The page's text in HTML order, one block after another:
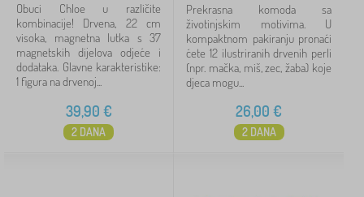
Obuci Chloe u različite
kombinacije! Drvena, 22 cm
visoka, magnetna lutka s 37
magnetskih dijelova odjeće i
dodataka. Glavne karakteristike:
1 figura na drvenoj...
39,90 €
2 DANA
Prekrasna komoda sa
životinjskim motivima. U
kompaktnom pakiranju pronaći
ćete 12 ilustriranih drvenih perli
(npr. mačka, miš, zec, žaba) koje
djeca mogu...
26,00 €
2 DANA